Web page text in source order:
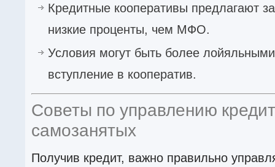
Кредитные кооперативы предлагают
низкие проценты, чем МФО.
Условия могут быть более
вступление в кооператив.
Советы по управлению
самозанятых
Получив кредит, важно правильно